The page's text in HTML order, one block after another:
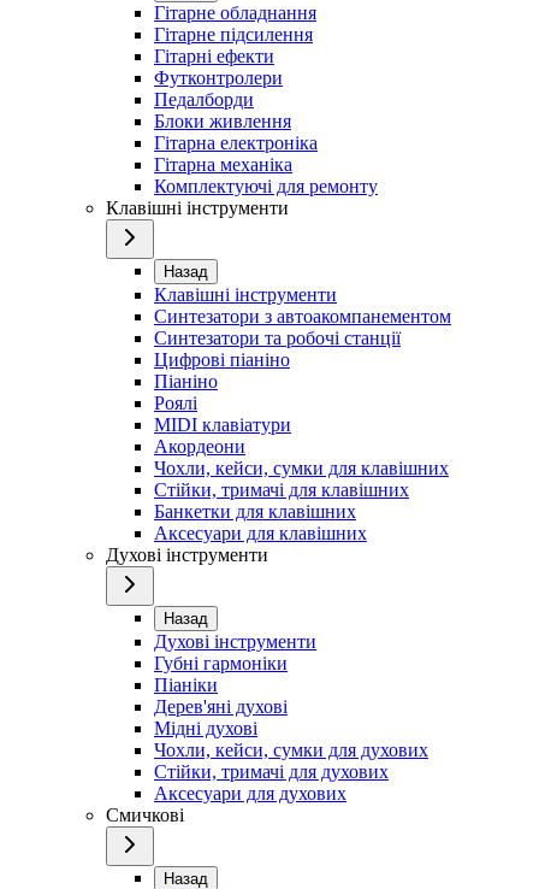
Гітарне обладнання
Гітарне підсилення
Гітарні ефекти
Футконтролери
Педалборди
Блоки живлення
Гітарна електроніка
Гітарна механіка
Комплектуючі для ремонту
Клавішні інструменти
Назад
Клавішні інструменти
Синтезатори з автоакомпанементом
Синтезатори та робочі станції
Цифрові піаніно
Піаніно
Роялі
MIDI клавіатури
Акордеони
Чохли, кейси, сумки для клавішних
Стійки, тримачі для клавішних
Банкетки для клавішних
Аксесуари для клавішних
Духові інструменти
Назад
Духові інструменти
Губні гармоніки
Піаніки
Дерев'яні духові
Мідні духові
Чохли, кейси, сумки для духових
Стійки, тримачі для духових
Аксесуари для духових
Смичкові
Назад